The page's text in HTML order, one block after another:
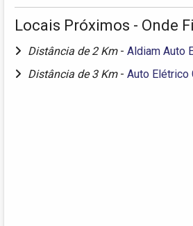
Locais Próximos - Onde
Distância de 2 Km - Aldiam Auto
Distância de 3 Km - Auto Elétrico